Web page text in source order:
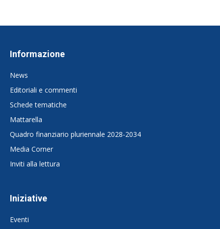
Informazione
News
Editoriali e commenti
Schede tematiche
Mattarella
Quadro finanziario pluriennale 2028-2034
Media Corner
Inviti alla lettura
Iniziative
Eventi